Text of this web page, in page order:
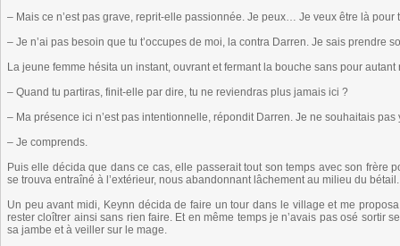
– Mais ce n’est pas grave, reprit-elle passionnée. Je peux… Je veux être là
– Je n’ai pas besoin que tu t’occupes de moi, la contra Darren. Je sais prendre
La jeune femme hésita un instant, ouvrant et fermant la bouche sans pour
– Quand tu partiras, finit-elle par dire, tu ne reviendras plus jamais ici ?
– Ma présence ici n’est pas intentionnelle, répondit Darren. Je ne souhaitais
– Je comprends.
Puis elle décida que dans ce cas, elle passerait tout son temps avec son frère
se trouva entraîné à l’extérieur, nous abandonnant lâchement au milieu du bétail.
Un peu avant midi, Keynn décida de faire un tour dans le village et me
rester cloîtrer ainsi sans rien faire. Et en même temps je n’avais pas osé sortir
sa jambe et à veiller sur le mage.